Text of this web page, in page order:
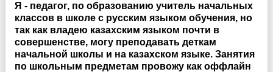
Я - педагог, по образованию учитель начальных
классов в школе с русским языком обучения, но
так как владею казахским языком почти в
совершенстве, могу преподавать деткам
начальной школы и на казахском языке. Занятия
по школьным предметам провожу как оффлайн